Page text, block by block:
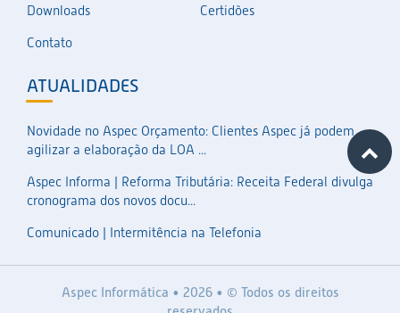
Downloads
Certidões
Contato
ATUALIDADES
Novidade no Aspec Orçamento: Clientes Aspec já podem
agilizar a elaboração da LOA ...
Aspec Informa | Reforma Tributária: Receita Federal divulga
cronograma dos novos docu...
Comunicado | Intermitência na Telefonia
Aspec Informática • 2026 • © Todos os direitos